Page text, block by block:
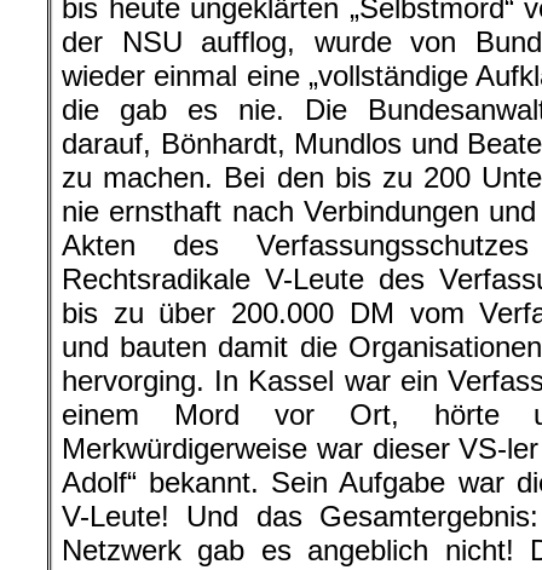
bis heute ungeklärten „Selbstmord“
der NSU aufflog, wurde von
wieder einmal eine „vollständige
die gab es nie. Die
darauf, Bönhardt, Mundlos und
zu machen. Bei den bis zu 200
nie ernsthaft nach Verbindungen
Akten des
Rechtsradikale V-Leute des
bis zu über 200.000 DM vom
und bauten damit die
hervorging. In Kassel war ein
einem Mord vor Ort, hörte
Merkwürdigerweise war dieser VS-
Adolf“ bekannt. Sein Aufgabe war
V-Leute! Und das
Netzwerk gab es angeblich nicht!